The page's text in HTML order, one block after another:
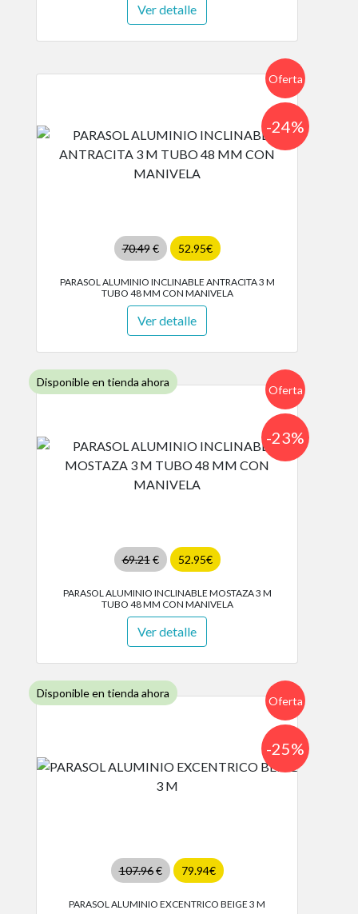
Ver detalle
Oferta
70.49€ 52.95€
-24%
PARASOL ALUMINIO INCLINABLE ANTRACITA 3 M
TUBO 48 MM CON MANIVELA
Ver detalle
Disponible en tienda ahora
Oferta
69.21€ 52.95€
-23%
PARASOL ALUMINIO INCLINABLE MOSTAZA 3 M
TUBO 48 MM CON MANIVELA
Ver detalle
Disponible en tienda ahora
Oferta
107.96€ 79.94€
-25%
PARASOL ALUMINIO EXCENTRICO BEIGE 3 M